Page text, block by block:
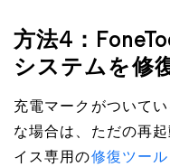
方法4：
システムを修
充電マークがついて
な場合は、ただの再
イス専用の修復ツール